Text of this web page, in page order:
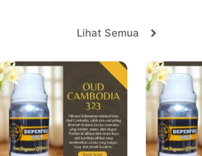
Lihat Semua